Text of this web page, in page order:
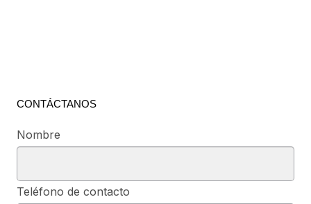
CONTÁCTANOS
Nombre
Teléfono de contacto